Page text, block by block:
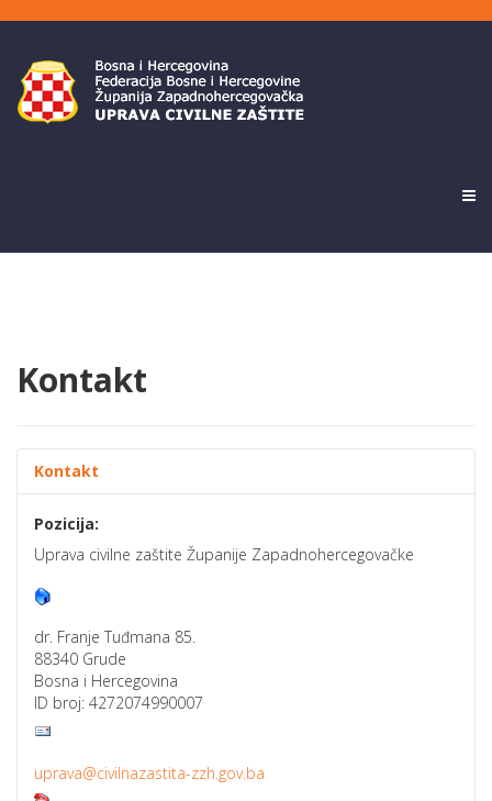
Kontakt
Kontakt
Pozicija:
Uprava civilne zaštite Županije Zapadnohercegovačke
dr. Franje Tuđmana 85.
88340 Grude
Bosna i Hercegovina
ID broj: 4272074990007
uprava@civilnazastita-zzh.gov.ba